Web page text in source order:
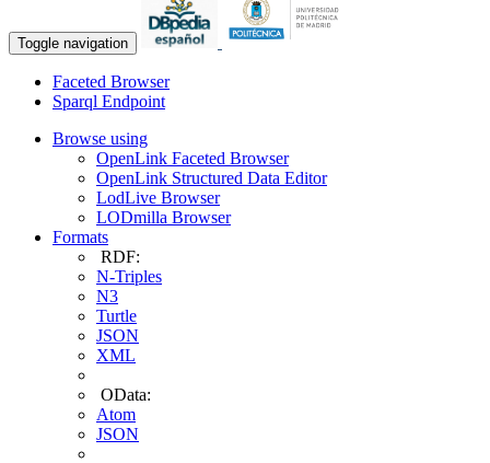
Toggle navigation
Faceted Browser
Sparql Endpoint
Browse using
OpenLink Faceted Browser
OpenLink Structured Data Editor
LodLive Browser
LODmilla Browser
Formats
RDF:
N-Triples
N3
Turtle
JSON
XML
OData:
Atom
JSON